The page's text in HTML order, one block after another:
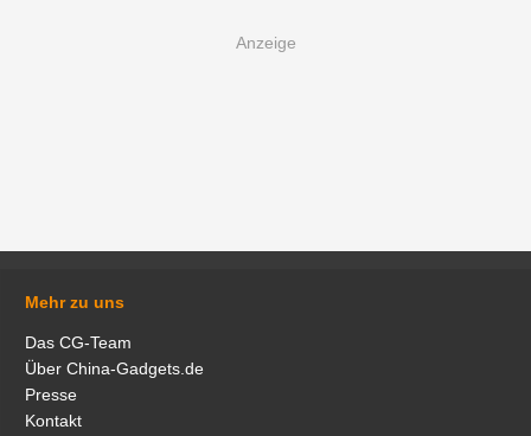
Mehr zu uns
Das CG-Team
Über China-Gadgets.de
Presse
Kontakt